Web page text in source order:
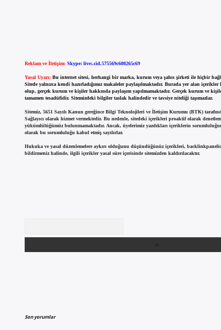
Reklam ve İletişim: Skype: live:.cid.575569c608265c69
Yasal Uyarı: Bu internet sitesi, herhangi bir marka, kurum veya şahıs şirketi ile hiçbir
Sitede yalnızca kendi hazırladığımız makaleler paylaşılmaktadır. Burada yer alan
olup, gerçek kurum ve kişiler hakkında paylaşım yapılmamaktadır. Gerçek kurum ve
tamamen tesadüfidir. Sitemizdeki bilgiler taslak halindedir ve tavsiye niteliği taşımazlar.
Sitemiz, 5651 Sayılı Kanun gereğince Bilgi Teknolojileri ve İletişim Kurumu (BTK)
Sağlayıcı olarak hizmet vermektedir. Bu nedenle, sitedeki içerikleri proaktif olarak
yükümlülüğümüz bulunmamaktadır. Ancak, üyelerimiz yazdıkları içeriklerin
olarak bu sorumluluğu kabul etmiş sayılırlar.
Hukuka ve yasal düzenlemelere aykırı olduğunu düşündüğünüz içerikleri,
bildirmeniz halinde, ilgili içerikler yasal süre içerisinde sitemizden kaldırılacaktır.
Son yorumlar